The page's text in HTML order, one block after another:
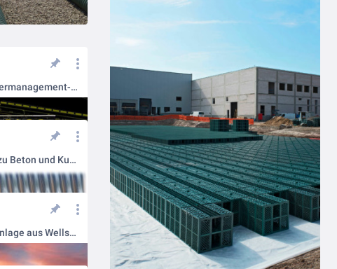
RigoPlan 8.0: Regenwassermanagement-Software setzt neue Maßstäbe
Wellstahl als Alternative zu Beton und Kunststoff im Bereich des Regenwassermanagements oder Hochwasserschutzes
1.200m³ Retentionstankanlage aus Wellstahl